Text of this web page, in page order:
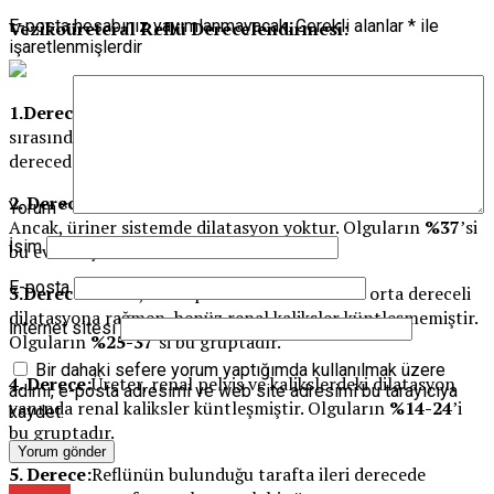
Vezikoüreteral Reflü Derecelendirmesi:
1.Derece:
sırasında ancak üreterin distal kesimine ulaşır. Bu
derecedeki VUR tüm olguların
2. Derece:
Ancak, üriner sistemde dilatasyon yoktur. Olguların %37’si
bu evrede yer alır.
3.Derece:Üreter, renal pelvis ve kalikslerdeki orta dereceli
dilatasyona rağmen, henüz renal kaliksler küntleşmemiştir.
Olguların%25-37’si bu gruptadır.
4. Derece:Üreter, renal pelvis ve kalikslerdeki dilatasyon
yanında renal kaliksler küntleşmiştir. Olguların %14-24’i
bu gruptadır.
5. Derece:Reflünün bulunduğu tarafta ileri derecede
E-posta hesabınız yayımlanmayacak. Gerekli alanlar * ile
işaretlenmişlerdir
Yorum*
İsim
E-posta
İnternet sitesi
Bir dahaki sefere yorum yaptığımda kullanılmak üzere
adımı, e-posta adresimi ve web site adresimi bu tarayıcıya
kaydet.